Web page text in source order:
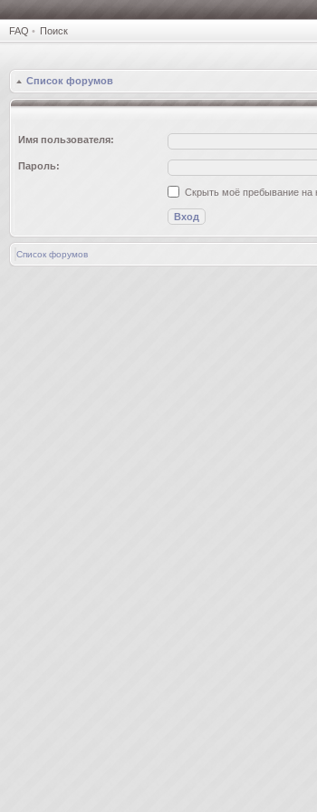
FAQ • Поиск
Список форумов
Имя пользователя:
Пароль:
Скрыть моё пребывание на
Список форумов